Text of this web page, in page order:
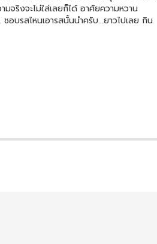
จริงจะไม่ใส่เลยก็ได้ อาศัยความหวาน
บรสไหนเอารสนั้นนำครับ...ยาวไปเลย กิน